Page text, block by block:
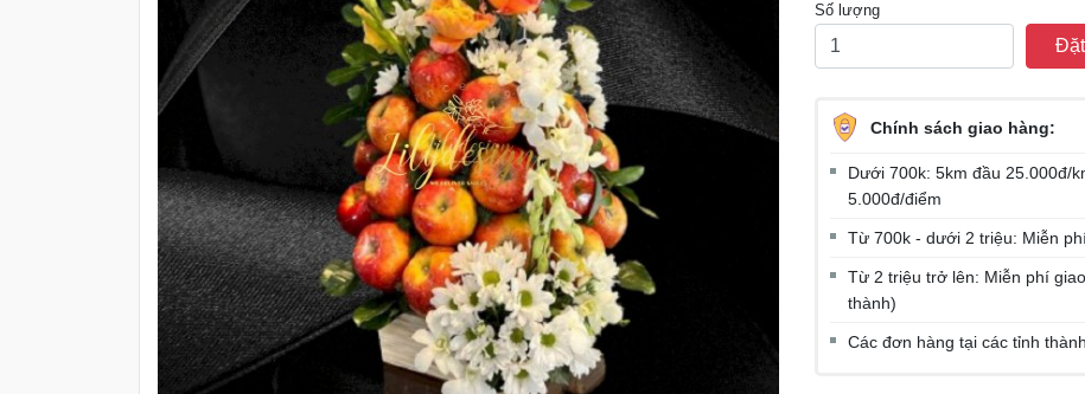
Số lượng
Chính sách giao hàng:
Dưới 700k: 5km đầu 25.000đ/
5.000đ/điểm
Từ 700k - dưới 2 triệu: Miễn
Từ 2 triệu trở lên: Miễn phí
thành)
Các đơn hàng tại các tỉnh